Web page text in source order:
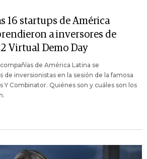
16 startups de América
a inversores de
Virtual Demo Day
de América Latina se
de inversionistas en la sesión de la famosa
Y Combinator. Quiénes son y cuáles son los